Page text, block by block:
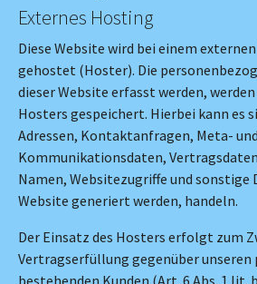
Externes Hosting
Diese Website wird bei einem
gehostet (Hoster). Die
dieser Website erfasst werden, werden
Hosters gespeichert. Hierbei kann es
Adressen, Kontaktanfragen, Meta- und
Kommunikationsdaten,
Namen, Websitezugriffe und sonstige
Website generiert werden, handeln.
Der Einsatz des Hosters erfolgt zum
Vertragserfüllung gegenüber
bestehenden Kunden (Art. 6 Abs. 1 lit.